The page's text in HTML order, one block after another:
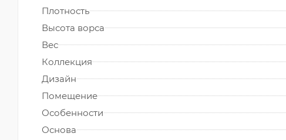
Плотность
Высота ворса
Вес
Коллекция
Дизайн
Помещение
Особенности
Основа